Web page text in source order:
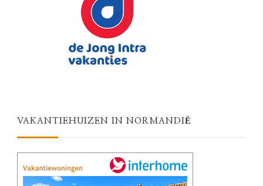
VAKANTIEHUIZEN IN NORMANDIË